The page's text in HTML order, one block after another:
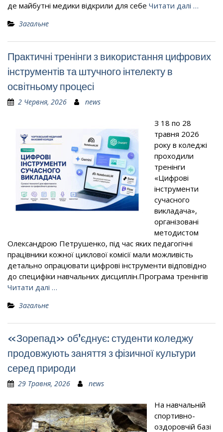
де майбутні медики відкрили для себе Читати далі …
Загальне
Практичні тренінги з використання цифрових
інструментів та штучного інтелекту в
освітньому процесі
2 Червня, 2026 news
З 18 по 28
травня 2026
року в коледжі
проходили
тренінги
«Цифрові
інструменти
сучасного
викладача»,
організовані
методистом
Олександрою Петрушенко, під час яких педагогічні
працівники кожної циклової комісії мали можливість
детально опрацювати цифрові інструменти відповідно
до специфіки навчальних дисциплін.Програма тренінгів
Читати далі …
Загальне
«Зорепад» об’єднує: студенти коледжу
продовжують заняття з фізичної культури
серед природи
29 Травня, 2026 news
На навчальній
спортивно-
оздоровчій базі